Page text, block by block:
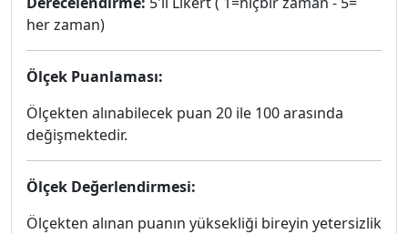
her zaman)
Ölçek Puanlaması:
Ölçekten alınabilecek puan 20 ile 100 arasında
değişmektedir.
Ölçek Değerlendirmesi:
Ölçekten alınan puanın yüksekliği bireyin yetersizlik